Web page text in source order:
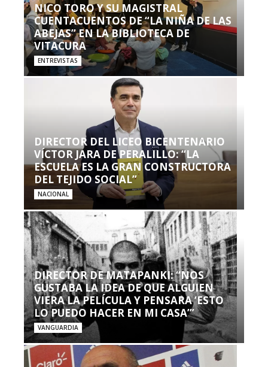
NICO TORO Y SU MAGISTRAL
CUENTACUENTOS DE “LA NIÑA DE LAS
ABEJAS” EN LA BIBLIOTECA DE
VITACURA
ENTREVISTAS
DIRECTOR DEL LICEO BICENTENARIO
VÍCTOR JARA DE PERALILLO: “LA
ESCUELA ES LA GRAN CONSTRUCTORA
DEL TEJIDO SOCIAL”
NACIONAL
DIRECTOR DE MATAPANKI: “NOS
GUSTABA LA IDEA DE QUE ALGUIEN
VIERA LA PELÍCULA Y PENSARA ‘ESTO
LO PUEDO HACER EN MI CASA’”
VANGUARDIA